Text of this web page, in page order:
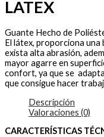
LATEX
Guante Hecho de
El látex, proporciona
exista alta abrasión,
mayor agarre en
confort, ya que se
que consigue hacer
Descripción
Valoraciones (0)
CARACTERÍSTICAS